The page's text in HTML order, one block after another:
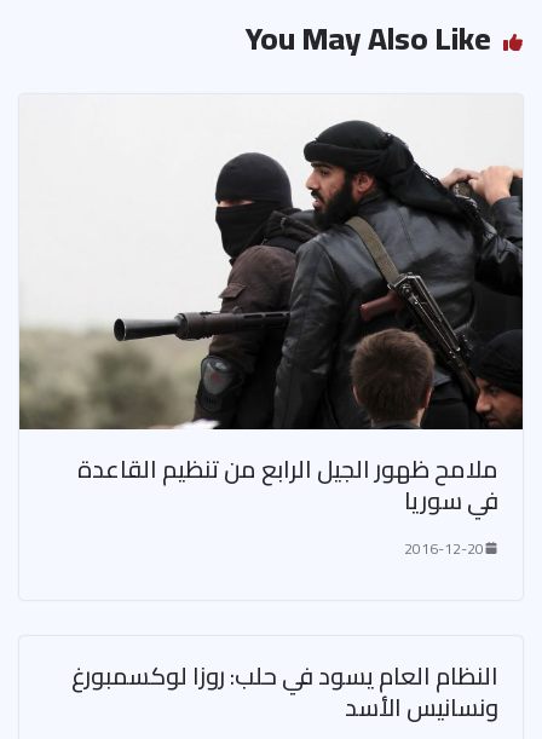
p
You May Also Like
ملامح ظهور الجيل الرابع من تنظيم القاعدة
في سوريا
2016-12-20
النظام العام يسود في حلب: روزا لوكسمبورغ
ونسانيس الأسد